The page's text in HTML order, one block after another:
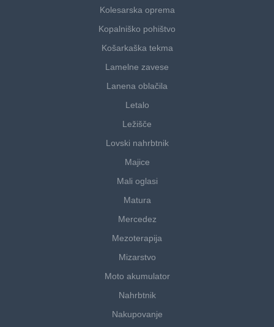
Kolesarska oprema
Kopalniško pohištvo
Košarkaška tekma
Lamelne zavese
Lanena oblačila
Letalo
Ležišče
Lovski nahrbtnik
Majice
Mali oglasi
Matura
Mercedez
Mezoterapija
Mizarstvo
Moto akumulator
Nahrbtnik
Nakupovanje